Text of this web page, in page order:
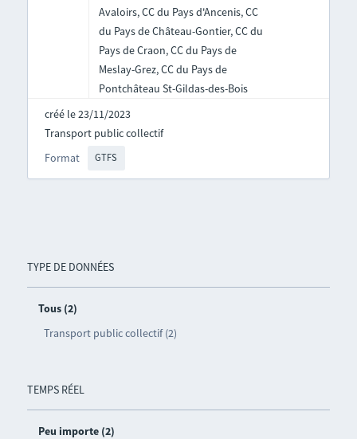
TYPE DE DONNÉES
Tous (2)
Transport public collectif (2)
TEMPS RÉEL
Peu importe (2)
Avaloirs, CC du Pays d'Ancenis, CC
du Pays de Château-Gontier, CC du
Pays de Craon, CC du Pays de
Meslay-Grez, CC du Pays de
Pontchâteau St-Gildas-des-Bois
créé le 23/11/2023
Format GTFS
Transport public collectif